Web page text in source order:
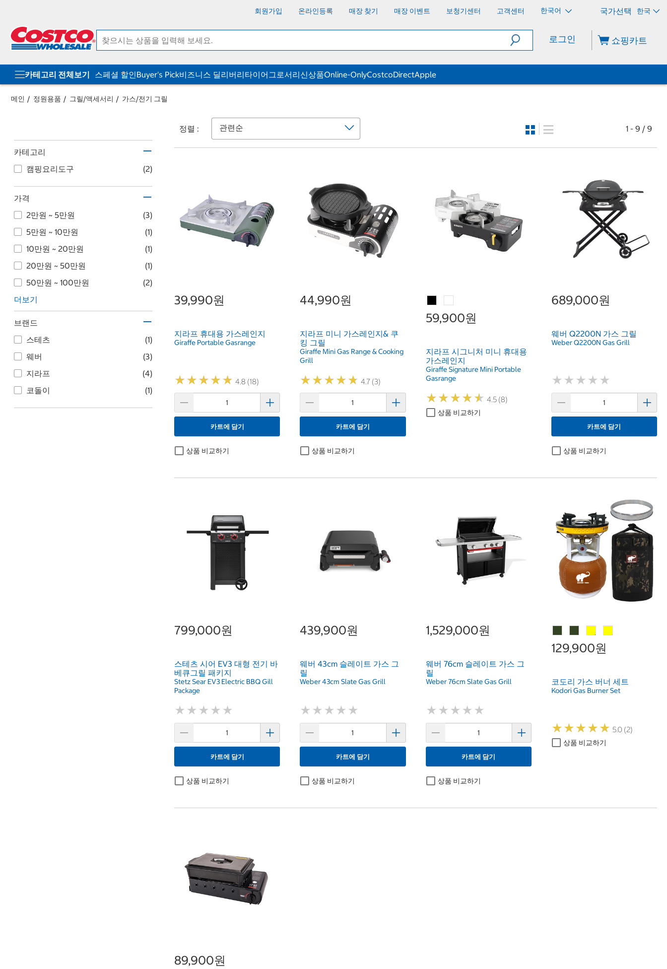
회원가입 온라인등록 매장 찾기 매장 이벤트 보청기센터 고객센터 한국어 한국
로그인 쇼핑카트
카테고리 전체보기 스페셜 할인Buyer's Pick비즈니스 딜리버리타이어그로서리신상품Online-OnlyCostcoDirectApple
메인 정원용품 그릴/액세서리 가스/전기 그릴
카테고리
캠핑요리도구
(2)
가격
2만원 ~ 5만원
(3)
5만원 ~ 10만원
(1)
10만원 ~ 20만원
(1)
20만원 ~ 50만원
(1)
50만원 ~ 100만원
(2)
더보기
브랜드
스테츠
(1)
웨버
(3)
지라프
(4)
코돌이
(1)
정렬 : 1 - 9 / 9
39,990원
지라프 휴대용 가스레인지
Giraffe Portable Gasrange
★★★★★
★★★★★ 4.8 (18)
카트에 담기
상품 비교하기
44,990원
지라프 미니 가스레인지& 쿠
킹 그릴
Giraffe Mini Gas Range & Cooking
Grill
★★★★★
★★★★★ 4.7 (3)
카트에 담기
상품 비교하기
59,900원
지라프 시그니처 미니 휴대용
가스레인지
Giraffe Signature Mini Portable
Gasrange
★★★★★
★★★★★ 4.5 (8)
상품 비교하기
689,000원
웨버 Q2200N 가스 그릴
Weber Q2200N Gas Grill
★ ★ ★ ★ ★
★ ★ ★ ★ ★
카트에 담기
상품 비교하기
799,000원
스테츠 시어 EV3 대형 전기 바
베큐그릴 패키지
Stetz Sear EV3 Electric BBQ Gill
Package
★ ★ ★ ★ ★
★ ★ ★ ★ ★
카트에 담기
상품 비교하기
439,900원
웨버 43cm 슬레이트 가스 그
릴
Weber 43cm Slate Gas Grill
★ ★ ★ ★ ★
★ ★ ★ ★ ★
카트에 담기
상품 비교하기
1,529,000원
웨버 76cm 슬레이트 가스 그
릴
Weber 76cm Slate Gas Grill
★ ★ ★ ★ ★
★ ★ ★ ★ ★
카트에 담기
상품 비교하기
129,900원
코도리 가스 버너 세트
Kodori Gas Burner Set
★★★★★
★★★★★ 5.0 (2)
상품 비교하기
89,900원